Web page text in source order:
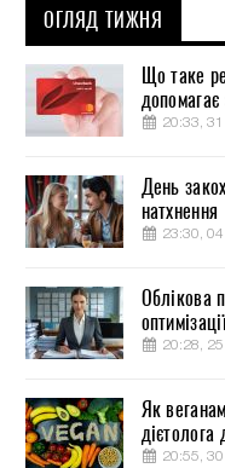
ОГЛЯД ТИЖНЯ
Що таке
20:33,
День
натхнення
23:30, 04
Облікова
20:28,
Як
дієтолога
20:55,